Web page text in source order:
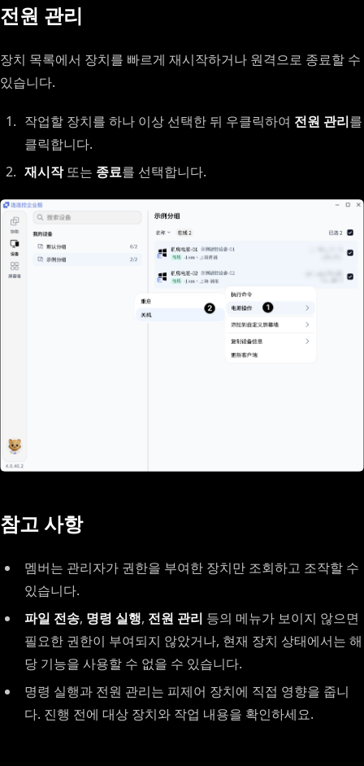
전원 관리
장치 목록에서 장치를 빠르게 재시작하거나 원격으로 종료할 수
있습니다.
작업할 장치를 하나 이상 선택한 뒤 우클릭하여 전원 관리를
클릭합니다.
재시작또는 종료를 선택합니다.
참고 사항
멤버는 관리자가 권한을 부여한 장치만 조회하고 조작할 수
있습니다.
파일 전송, 명령 실행, 전원 관리 등의 메뉴가 보이지 않으면
필요한 권한이 부여되지 않았거나, 현재 장치 상태에서는 해
당 기능을 사용할 수 없을 수 있습니다.
명령 실행과 전원 관리는 피제어 장치에 직접 영향을 줍니
다. 진행 전에 대상 장치와 작업 내용을 확인하세요.